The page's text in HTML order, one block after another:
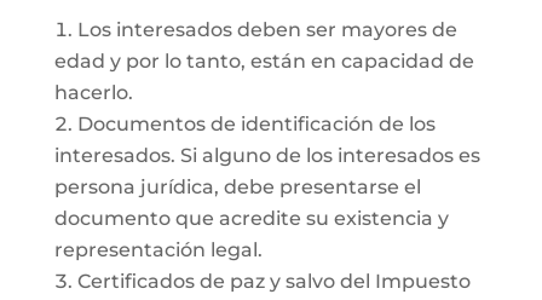
Los interesados deben ser mayores de
edad y por lo tanto, están en capacidad de
hacerlo.
Documentos de identificación de los
interesados. Si alguno de los interesados es
persona jurídica, debe presentarse el
documento que acredite su existencia y
representación legal.
Certificados de paz y salvo del Impuesto